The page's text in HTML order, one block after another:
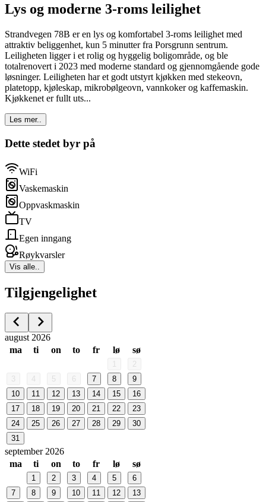
Lys og moderne 3-roms leilighet
Strandvegen 78B er en lys og komfortabel 3-roms leilighet med
attraktiv beliggenhet, kun 5 minutter fra Porsgrunn sentrum.
Leiligheten ligger i et rolig og hyggelig boligområde, og ble
totalrenovert i 2023 med moderne standard og gjennomgående gode
løsninger. Leiligheten har et godt utstyrt kjøkken med stekeovn,
platetopp, kjøleskap, mikrobølgeovn, vannkoker og kaffemaskin.
Kjøkkenet er fullt uts...
Les mer..
Dette stedet byr på
WiFi
Vaskemaskin
Oppvaskmaskin
TV
Egen inngang
Røykvarsler
Vis alle..
Tilgjengelighet
august 2026
ma
ti on to fr lø sø
1
2
3
4 5 6 7 8
9
10
11 12 13 14 15
16
17
18 19 20 21 22
23
24
25 26 27 28 29
30
31
september 2026
ma
ti on to fr lø sø
1 2 3 4 5
6
7
8 9 10 11 12
13